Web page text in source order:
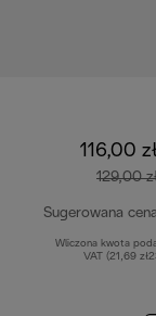
116,00
129,00
Sugerowana
Wliczona kwota
VAT (21,69